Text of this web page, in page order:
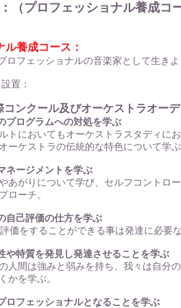
（プロフェッショナル養成コ
ル養成コース：
ロフェッショナルの音楽家として生き
置：
コンクール及びオーケストラオー
プログラムへの対処を学ぶ
トにおいてもオーケストラスタディに
ーケストラの伝統的な特色について学
ネージメントを学ぶ
あがりについて学び、セルフコントロ
ローチ。
自己評価の仕方を学ぶ
することができる事は発達に必要な
特質を発見し発達させることを学ぶ
人間は強みと弱みを持ち、我々は自分
かを学ぶ。
ロフェッショナルとなることを学ぶ